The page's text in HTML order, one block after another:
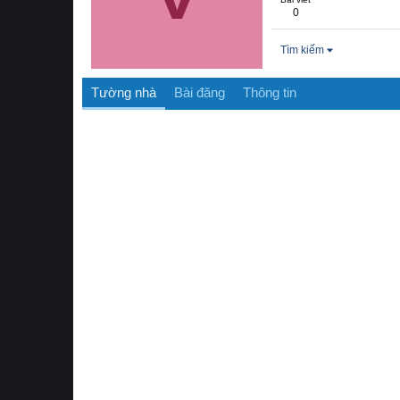
0
Tìm kiếm
Tường nhà Bài đăng Thông tin